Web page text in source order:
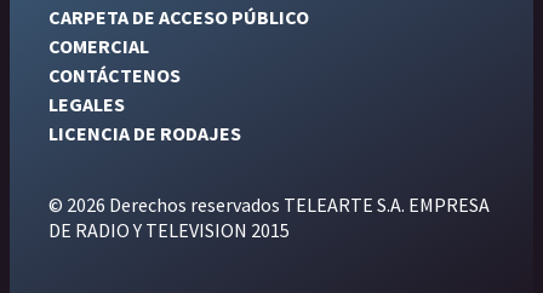
CARPETA DE ACCESO PÚBLICO
COMERCIAL
CONTÁCTENOS
LEGALES
LICENCIA DE RODAJES
© 2026 Derechos reservados TELEARTE S.A. EMPRESA
DE RADIO Y TELEVISION 2015